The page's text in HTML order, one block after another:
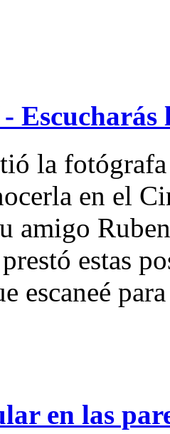
Escucharás
la
en el
amigo
estas
escaneé
en las